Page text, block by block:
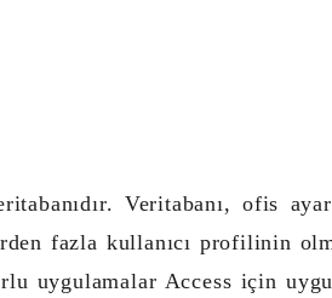
Veritabanı, ofis
fazla kullanıcı profilinin
uygulamalar Access için